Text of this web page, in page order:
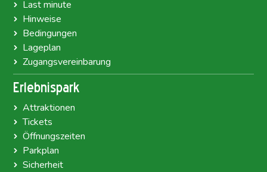
Last minute
Hinweise
Bedingungen
Lageplan
Zugangsvereinbarung
Erlebnispark
Attraktionen
Tickets
Öffnungszeiten
Parkplan
Sicherheit